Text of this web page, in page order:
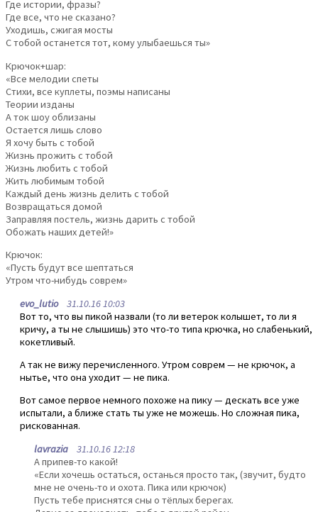
Где истории, фразы?
Где все, что не сказано?
Уходишь, сжигая мосты
С тобой останется тот, кому улыбаешься ты»
Крючок+шар:
«Все мелодии спеты
Стихи, все куплеты, поэмы написаны
Теории изданы
А ток шоу облизаны
Остается лишь слово
Я хочу быть с тобой
Жизнь прожить с тобой
Жизнь любить с тобой
Жить любимым тобой
Каждый день жизнь делить с тобой
Возвращаться домой
Заправляя постель, жизнь дарить с тобой
Обожать наших детей!»
Крючок:
«Пусть будут все шептаться
Утром что-нибудь соврем»
evo_lutio31.10.16 10:03
Вот то, что вы пикой назвали (то ли ветерок колышет, то ли я
кричу, а ты не слышишь) это что-то типа крючка, но слабенький,
кокетливый.
А так не вижу перечисленного. Утром соврем — не крючок, а
нытье, что она уходит — не пика.
Вот самое первое немного похоже на пику — дескать все уже
испытали, а ближе стать ты уже не можешь. Но сложная пика,
рискованная.
lavrazia 31.10.16 12:18
А припев-то какой!
«Если хочешь остаться, останься просто так, (звучит, будто
мне не очень-то и охота. Пика или крючок)
Пусть тебе приснятся сны о тёплых берегах.